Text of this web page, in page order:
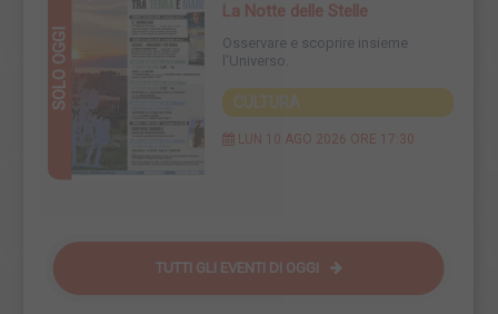
SOLO OGGI
SOLO OGGI
La Notte delle Stelle
Osservare e scoprire insieme
l'Universo.
CULTURA
LUN 10 AGO 2026 ORE 17:30
TUTTI GLI EVENTI DI OGGI